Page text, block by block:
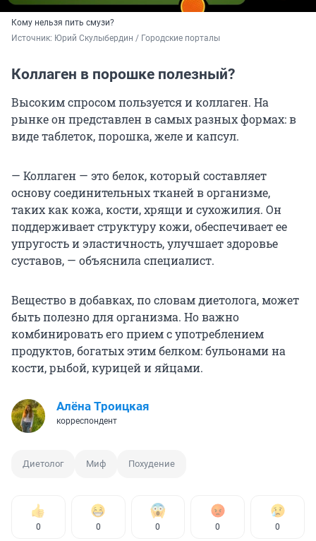
Кому нельзя пить смузи?
Источник: Юрий Скулыбердин / Городские порталы
Коллаген в порошке полезный?
Высоким спросом пользуется и коллаген. На
рынке он представлен в самых разных формах: в
виде таблеток, порошка, желе и капсул.
— Коллаген — это белок, который составляет
основу соединительных тканей в организме,
таких как кожа, кости, хрящи и сухожилия. Он
поддерживает структуру кожи, обеспечивает ее
упругость и эластичность, улучшает здоровье
суставов, — объяснила специалист.
Вещество в добавках, по словам диетолога, может
быть полезно для организма. Но важно
комбинировать его прием с употреблением
продуктов, богатых этим белком: бульонами на
кости, рыбой, курицей и яйцами.
Алёна Троицкая
корреспондент
Диетолог Миф Похудение
0 0 0 0 0